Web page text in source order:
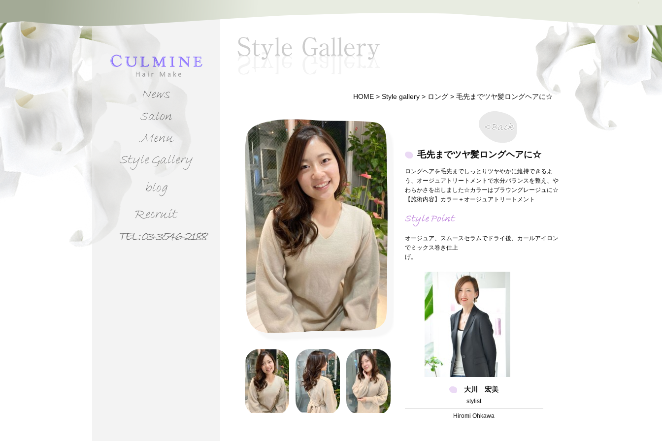
HOME > Style gallery > ロング > 毛先までツヤ髪ロングヘアに☆
毛先までツヤ髪ロングヘアに☆
ロングヘアを毛先までしっとりツヤやかに維持できるよ
う、オージュアトリートメントで水分バランスを整え、や
わらかさを出しました☆カラーはブラウングレージュに☆
【施術内容】カラー＋オージュアトリートメント
オージュア、スムースセラムでドライ後、カールアイロン
でミックス巻き仕上
げ。
大川 宏美
stylist
Hiromi Ohkawa